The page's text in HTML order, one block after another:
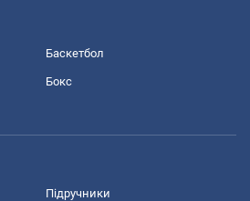
Баскетбол
Бокс
Підручники